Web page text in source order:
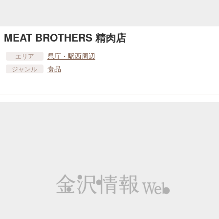
MEAT BROTHERS 精肉店
エリア 県庁・駅西周辺
ジャンル 食品